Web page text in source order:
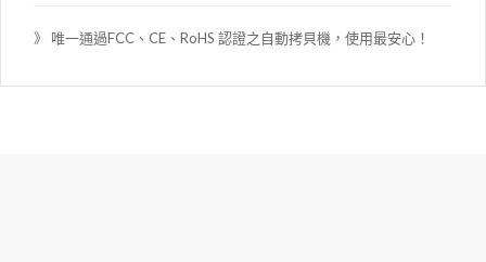
》 唯一通過FCC、CE、RoHS 認證之自動拷貝機，使用最安心！